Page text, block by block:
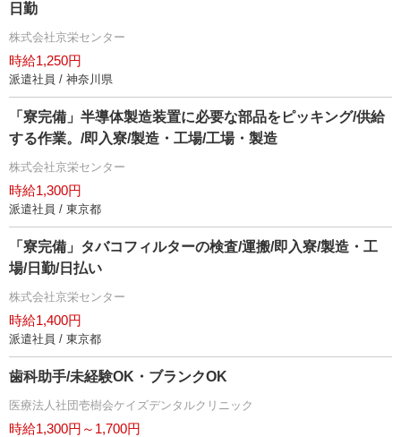
日勤
株式会社京栄センター
時給1,250円
派遣社員 / 神奈川県
「寮完備」半導体製造装置に必要な部品をピッキング/供給
する作業。/即入寮/製造・工場/工場・製造
株式会社京栄センター
時給1,300円
派遣社員 / 東京都
「寮完備」タバコフィルターの検査/運搬/即入寮/製造・工
場/日勤/日払い
株式会社京栄センター
時給1,400円
派遣社員 / 東京都
歯科助手/未経験OK・ブランクOK
医療法人社団壱樹会ケイズデンタルクリニック
時給1,300円～1,700円